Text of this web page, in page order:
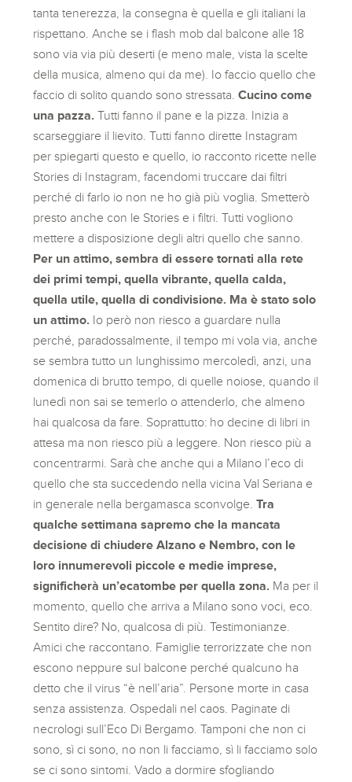
tanta tenerezza, la consegna è quella e gli italiani la
rispettano. Anche se i flash mob dal balcone alle 18
sono via via più deserti (e meno male, vista la scelte
della musica, almeno qui da me). Io faccio quello che
faccio di solito quando sono stressata.Cucino come
una pazza. Tutti fanno il pane e la pizza. Inizia a
scarseggiare il lievito. Tutti fanno dirette Instagram
per spiegarti questo e quello, io racconto ricette nelle
Stories di Instagram, facendomi truccare dai filtri
perché di farlo io non ne ho già più voglia. Smetterò
presto anche con le Stories e i filtri. Tutti vogliono
mettere a disposizione degli altri quello che sanno.
Per un attimo, sembra di essere tornati alla rete
dei primi tempi, quella vibrante, quella calda,
quella utile, quella di condivisione. Ma è stato solo
un attimo. Io però non riesco a guardare nulla
perché, paradossalmente, il tempo mi vola via, anche
se sembra tutto un lunghissimo mercoledì, anzi, una
domenica di brutto tempo, di quelle noiose, quando il
lunedì non sai se temerlo o attenderlo, che almeno
hai qualcosa da fare. Soprattutto: ho decine di libri in
attesa ma non riesco più a leggere. Non riesco più a
concentrarmi. Sarà che anche qui a Milano l’eco di
quello che sta succedendo nella vicina Val Seriana e
in generale nella bergamasca sconvolge.Tra
qualche settimana sapremo che la mancata
decisione di chiudere Alzano e Nembro, con le
loro innumerevoli piccole e medie imprese,
significherà un’ecatombe per quella zona. Ma per il
momento, quello che arriva a Milano sono voci, eco.
Sentito dire? No, qualcosa di più. Testimonianze.
Amici che raccontano. Famiglie terrorizzate che non
escono neppure sul balcone perché qualcuno ha
detto che il virus “è nell’aria”. Persone morte in casa
senza assistenza. Ospedali nel caos. Paginate di
necrologi sull’Eco Di Bergamo. Tamponi che non ci
sono, sì ci sono, no non li facciamo, sì li facciamo solo
se ci sono sintomi. Vado a dormire sfogliando